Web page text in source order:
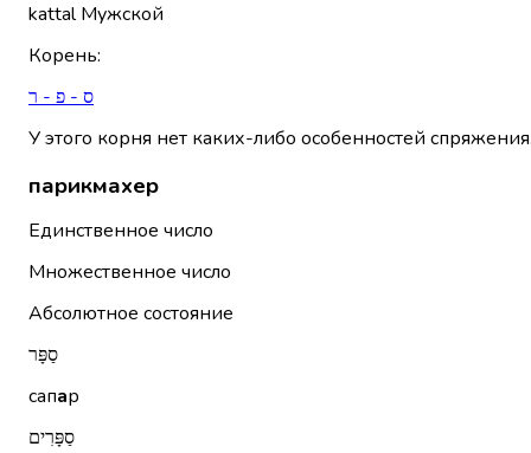
kattal Мужской
Корень:
ס - פ - ר
У этого корня нет каких-либо особенностей
парикмахер
Единственное число
Множественное число
Абсолютное состояние
סַפָּר
сапар
סַפָּרִים